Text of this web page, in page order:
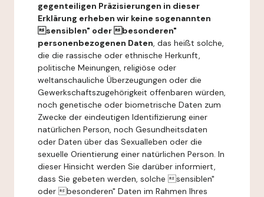
gegenteiligen Präzisierungen in dieser
Erklärung erheben wir keine sogenannten
sensiblen" oder besonderen"
personenbezogenen Daten, das heißt solche,
die die rassische oder ethnische Herkunft,
politische Meinungen, religiöse oder
weltanschauliche Überzeugungen oder die
Gewerkschaftszugehörigkeit offenbaren würden,
noch genetische oder biometrische Daten zum
Zwecke der eindeutigen Identifizierung einer
natürlichen Person, noch Gesundheitsdaten
oder Daten über das Sexualleben oder die
sexuelle Orientierung einer natürlichen Person. In
dieser Hinsicht werden Sie darüber informiert,
dass Sie gebeten werden, solche sensiblen"
oder besonderen" Daten im Rahmen Ihres